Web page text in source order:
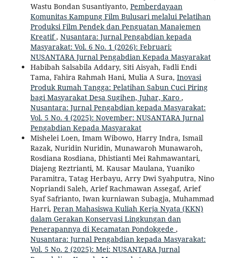
Wastu Bondan Susantiyanto, Pemberdayaan
Komunitas Kampung Film Bulusari melalui Pelatihan
Produksi Film Pendek dan Penguatan Manajemen
Kreatif, Nusantara: Jurnal Pengabdian kepada
Masyarakat: Vol. 6 No. 1 (2026): Februari:
NUSANTARA Jurnal Pengabdian Kepada Masyarakat
Habibah Salsabila Addary, Siti Aisyah, Fadli Endi
Tama, Fahira Rahmah Hani, Mulia A Sura, Inovasi
Produk Rumah Tangga: Pelatihan Sabun Cuci Piring
bagi Masyarakat Desa Sugihen, Juhar, Karo ,
Nusantara: Jurnal Pengabdian kepada Masyarakat:
Vol. 5 No. 4 (2025): November: NUSANTARA Jurnal
Pengabdian Kepada Masyarakat
Mishelei Loen, Imam Wibowo, Harry Indra, Ismail
Razak, Nuridin Nuridin, Munawaroh Munawaroh,
Rosdiana Rosdiana, Dhistianti Mei Rahmawantari,
Diajeng Reztrianti, M. Kausar Maulana, Yuaniko
Paramitra, Tatag Herbayu, Arry Dwi Syahputra, Nino
Nopriandi Saleh, Arief Rachmawan Assegaf, Arief
Syaf Safrianto, Iwan kurniawan Subagja, Muhammad
Harri, Peran Mahasiswa Kuliah Kerja Nyata (KKN)
dalam Gerakan Konservasi Lingkungan dan
Penerapannya di Kecamatan Pondokgede ,
Nusantara: Jurnal Pengabdian kepada Masyarakat:
Vol. 5 No. 2 (2025): Mei: NUSANTARA Jurnal